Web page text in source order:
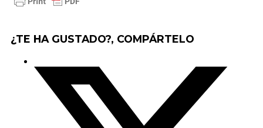
¿TE HA GUSTADO?, COMPÁRTELO